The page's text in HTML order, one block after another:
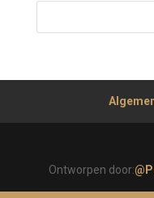
Ontworpen door: